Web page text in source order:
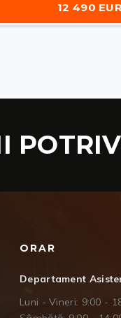
12 490 EUR
ORAR
Departament
Luni - Vineri: 9:00 -